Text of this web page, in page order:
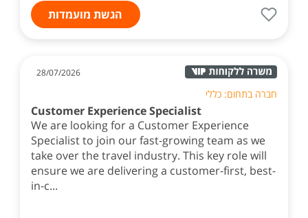
הגשת מועמדות
28/07/2026
חברה בתחום: כללי
Customer Experience Specialist
We are looking for a Customer Experience
Specialist to join our fast-growing team as we
take over the travel industry. This key role will
ensure we are delivering a customer-first, best-
in-c...